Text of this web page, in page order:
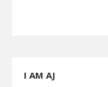
I AM AJ